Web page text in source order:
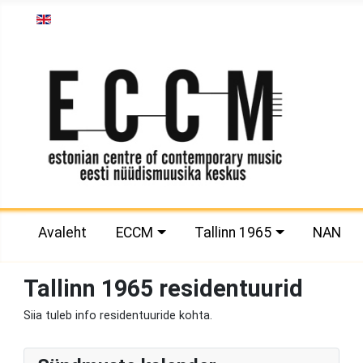
Vali keel
Avaleht ECCM Tallinn 1965 NAN
Tallinn 1965 residentuurid
Siia tuleb info residentuuride kohta.
P P N N